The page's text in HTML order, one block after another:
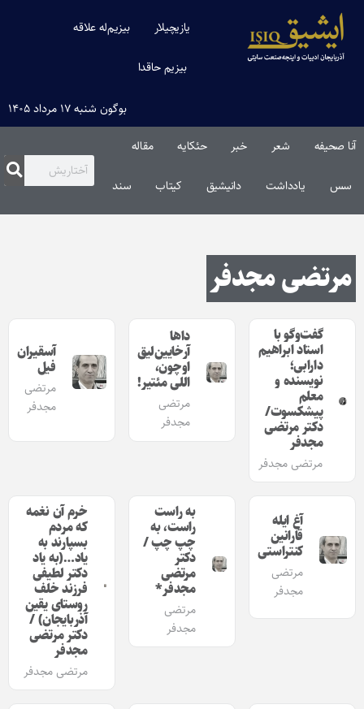
یازیچیلار بیزیم‌له علاقه
بیزیم حاقدا
بوگون شنبه ۱۷ مرداد ۱۴۰۵
آنا صحیفه شعر خبر حئکایه مقاله‌
سس یادداشت دانیشیق کیتاب سند
مرتضی مجدفر
گفت‌وگو با
استاد ابراهیم
دارابی؛
نویسنده و
معلم
پیشکسوت/
دکتر مرتضی
مجدفر
مرتضی مجدفر
داها
آرخایین‌لیق
اوچون،
اللی مئتیر!
مرتضی
مجدفر
آسقیران
فیل
مرتضی
مجدفر
آغ ایله
قارانین
کنتراستی
مرتضی
مجدفر
به راست
راست، به
چپ چپ /
دکتر
مرتضی
مجدفر*
مرتضی
مجدفر
خرم آن نغمه
که مردم
بسپارند به
یاد…(به یاد
دکتر لطیفی
فرزند خلف
روستای یقین
آذربایجان) /
دکتر مرتضی
مجدفر
مرتضی مجدفر